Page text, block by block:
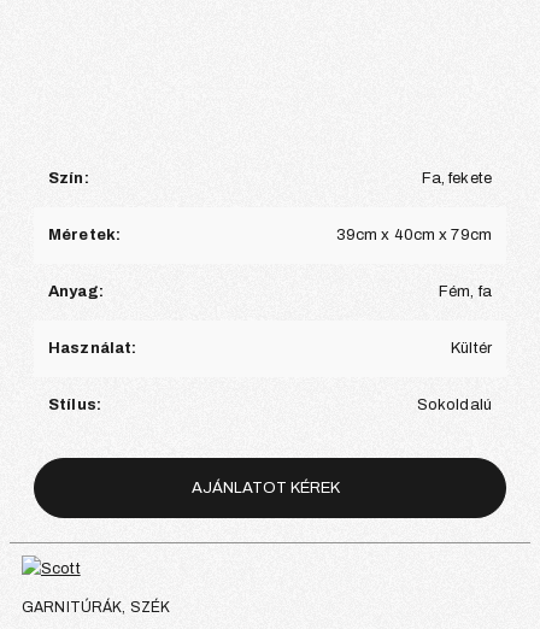
Szín: Fa, fekete
Méretek: 39cm x 40cm x 79cm
Anyag: Fém, fa
Használat: Kültér
Stílus: Sokoldalú
AJÁNLATOT KÉREK
GARNITÚRÁK, SZÉK